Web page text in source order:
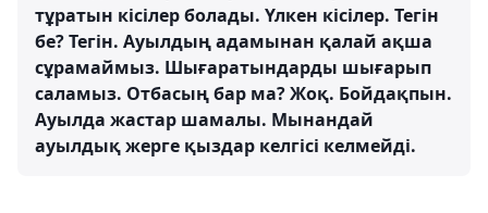
тұратын кісілер болады. Үлкен кісілер. Тегін
бе? Тегін. Ауылдың адамынан қалай ақша
сұрамаймыз. Шығаратындарды шығарып
саламыз. Отбасың бар ма? Жоқ. Бойдақпын.
Ауылда жастар шамалы. Мынандай
ауылдық жерге қыздар келгісі келмейді.